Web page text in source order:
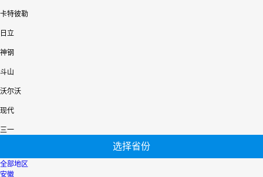
卡特彼勒
日立
神钢
斗山
沃尔沃
现代
三一
选择省份
全部地区
安徽